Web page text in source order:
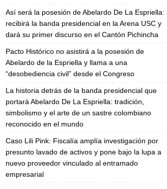
Así será la posesión de Abelardo De La Espriella:
recibirá la banda presidencial en la Arena USC y
dará su primer discurso en el Cantón Pichincha
Pacto Histórico no asistirá a la posesión de
Abelardo de la Espriella y llama a una
“desobediencia civil” desde el Congreso
La historia detrás de la banda presidencial que
portará Abelardo De La Espriella: tradición,
simbolismo y el arte de un sastre colombiano
reconocido en el mundo
Caso Lili Pink: Fiscalía amplía investigación por
presunto lavado de activos y pone bajo la lupa a
nuevo proveedor vinculado al entramado
empresarial